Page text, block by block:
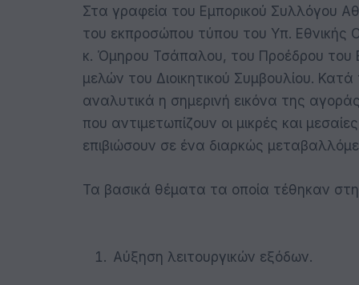
Στα γραφεία του Εμπορικού Συλλόγου
του εκπροσώπου τύπου του Υπ. Εθνικής
κ. Όμηρου Τσάπαλου, του Προέδρου του
μελών του Διοικητικού Συμβουλίου.
αναλυτικά η σημερινή εικόνα της
που αντιμετωπίζουν οι μικρές και
επιβιώσουν σε ένα διαρκώς
Τα βασικά θέματα τα οποία τέθηκαν
Αύξηση λειτουργικών εξόδων.